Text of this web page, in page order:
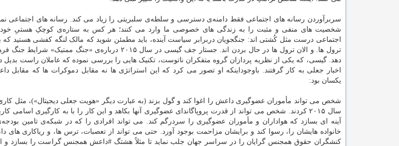
سربرآوردن رسانه های اجتماعی فقط دامنه‌ی دسترسی و سلطه‌ی سلبریتی را زیاد می کند. رسانه های اجتماعی
شخصیت های منفی و مثبت را به زندگی های خصوصی ما وارد می کنند؛ هر کس به ستاره‌ی کوچکِ هستیِ خود
اجتماعی درست مثل کُشتی اند: جنگجویان دربرابر سیاست آینده، باید مطمئن شوید که مالک لنگه کفشی هستید
ترول ها. و الان ترول ها در حال بردن اند. جستار جف گیسی در سال ۲۰۱۵
اخبار جعلی به کار گرفتند. باوجوداینکه او تصور می کرد که این استراتژی ها نه مقابل دموکرات ها که مقابل
یکسان بود:
شخص می تواند مأموران عضوگیری داعش را اغوا کند و گول بزند (به عبارت دیگر «هویت جعلی دیجیتال»)، مثل
سال ۲۰۱۵ کردند. شخص می تواند از قدرت پروپاگاندای عضوگیری آنها بکاهد و این کار را با به کارگیری اسامی
آینه ای بسازد که هواداران و مأموران عضوگیری را سردرگم کند. می تواند افرادی را که در شبکه‌ی تامین
خانواده هایشان را، رسوا کند و برایشان مزاحمت بوجود آورد. حتی می تواند از تعصبات، ترس ها، و ریاکاری های
کنشگران حقوق همجنس گرایان را در سراسر جهان جلب نماید تا مثلاً هشتگ #داعش همجنس گراست را بسازد و